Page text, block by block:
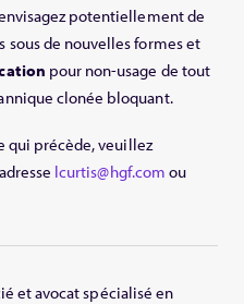
potentiellement de
sous de nouvelles formes et
pour non-usage de tout
clonée bloquant.
qui précède, veuillez
lcurtis@hgf.com ou
et avocat spécialisé en